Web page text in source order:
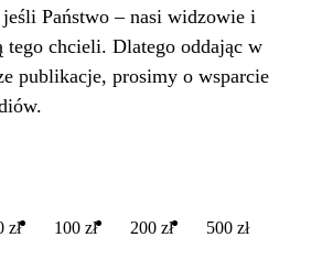
jeśli Państwo – nasi widzowie i
tego chcieli. Dlatego oddając w
publikacje, prosimy o wsparcie
zł 100 zł 200 zł 500 zł